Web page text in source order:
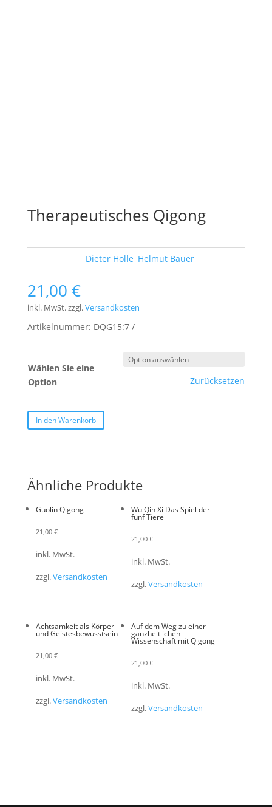
Therapeutisches Qigong
Dieter Hölle Helmut Bauer
21,00 €
inkl. MwSt.zzgl.Versandkosten
Artikelnummer: DQG15:7
Wählen Sie eine
Option
Zurücksetzen
In den Warenkorb
Ähnliche Produkte
Guolin Qigong
21,00 €
inkl. MwSt.
zzgl.Versandkosten
Wu Qin Xi Das Spiel der
fünf Tiere
21,00 €
inkl. MwSt.
zzgl.Versandkosten
Achtsamkeit als Körper-
und Geistesbewusstsein
21,00 €
inkl. MwSt.
zzgl.Versandkosten
Auf dem Weg zu einer
ganzheitlichen
Wissenschaft mit Qigong
21,00 €
inkl. MwSt.
zzgl.Versandkosten